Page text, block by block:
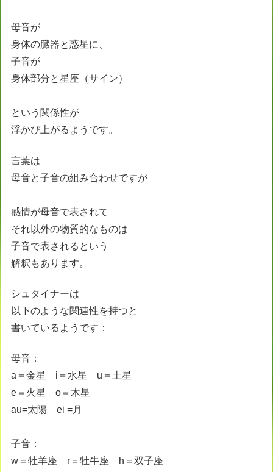
母音が
身体の臓器と惑星に、
子音が
身体部分と星座（サイン）
という関係性が
浮かび上がるようです。
言葉は
母音と子音の組み合わせですが
感情が母音で表されて
それ以外の物質的なものは
子音で表されるという
解釈もあります。
シュタイナーは
以下のような関連性を持つと
書いているようです：
母音：
a＝金星 i＝水星 u＝土星
e＝火星 o＝木星
au=太陽 ei =月
子音：
w＝牡羊座 r＝牡牛座 h＝双子座